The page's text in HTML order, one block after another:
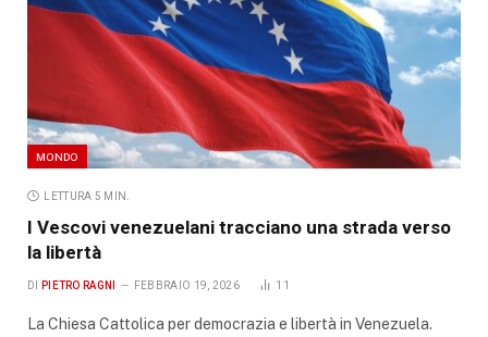
MONDO
LETTURA 5 MIN.
I Vescovi venezuelani tracciano una strada verso
la libertà
DI PIETRO RAGNI FEBBRAIO 19, 2026 11
La Chiesa Cattolica per democrazia e libertà in Venezuela.